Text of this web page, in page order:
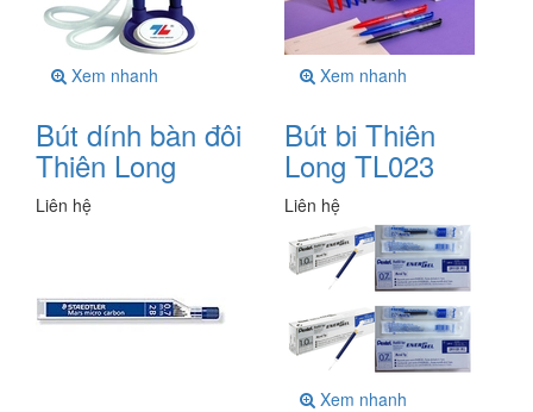
Xem nhanh
Bút dính bàn đôi
Thiên Long
Liên hệ
Xem nhanh
Bút bi Thiên
Long TL023
Liên hệ
Xem nhanh